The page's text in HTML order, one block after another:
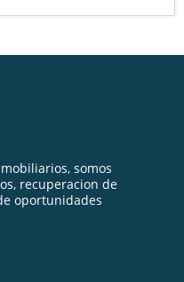
somos
recuperacion de
oportunidades